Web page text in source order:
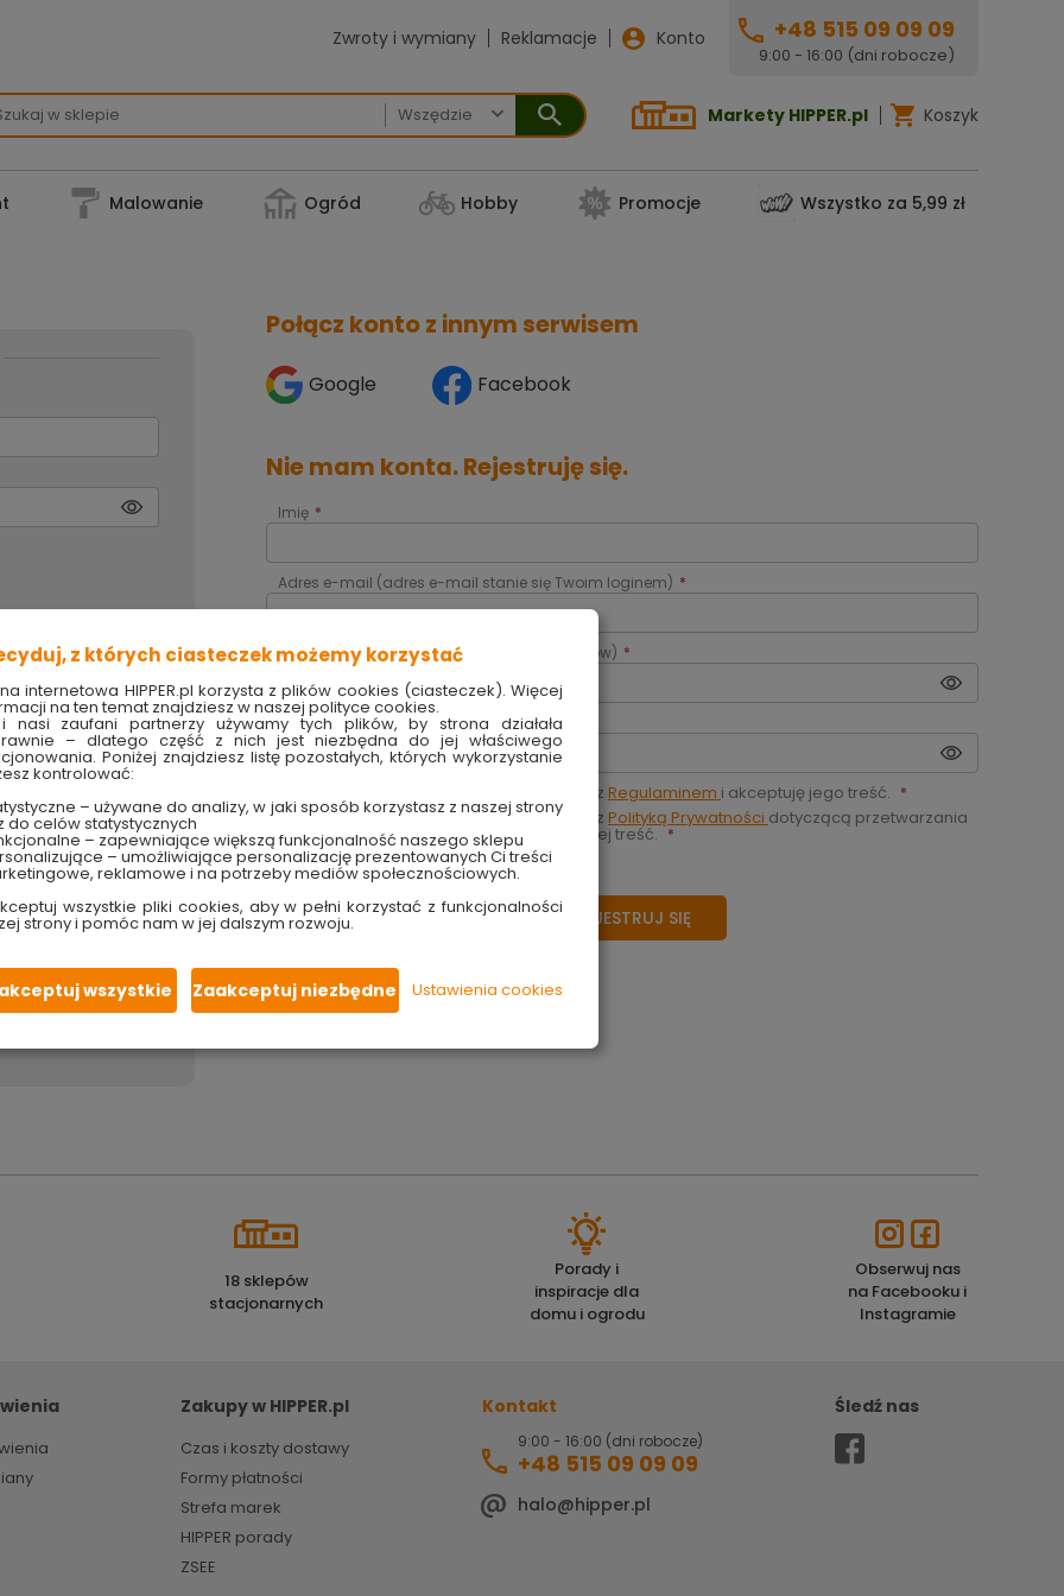
Zwroty i wymiany Reklamacje Konto +48 515 09 09 09
9:00 - 16:00 (dni robocze)
 Markety HIPPER.pl Koszyk
Malowanie Ogród Hobby Promocje Wszystko za 5,99 zł
danych.
nie
które
Połącz konto z innym serwisem
Google Facebook
Nie mam konta. Rejestruję się.
Imię
Adres e-mail (adres e-mail stanie się Twoim loginem)
Hasło (musi składać się z minimum 8 znaków)
Powtórz hasło
Oświadczam, że zapoznałam(em) się z Regulaminem i akceptuję jego treść.
Oświadczam, że zapoznałam(em) się z Polityką Prywatności dotyczącą przetwarzania
moich danych osobowych i akceptuję jej treść.
pola wymagane
ZAREJESTRUJ SIĘ
18 sklepów
stacjonarnych
Porady i
inspiracje dla
domu i ogrodu
Obserwuj nas
na Facebooku i
Instagramie
Zakupy w HIPPER.pl
Czas i koszty dostawy
Formy płatności
Strefa marek
HIPPER porady
ZSEE
Kontakt
9:00 - 16:00 (dni robocze)
+48 515 09 09 09
halo@hipper.pl
Śledź nas
z których ciasteczek możemy korzystać
internetowa HIPPER.pl korzysta z plików cookies (ciasteczek). Więcej
na ten temat znajdziesz w naszej polityce cookies.
nasi zaufani partnerzy używamy tych plików, by strona działała
– dlatego część z nich jest niezbędna do jej właściwego
Poniżej znajdziesz listę pozostałych, których wykorzystanie
kontrolować:
– używane do analizy, w jaki sposób korzystasz z naszej strony
do celów statystycznych
– zapewniające większą funkcjonalność naszego sklepu
– umożliwiające personalizację prezentowanych Ci treści
reklamowe i na potrzeby mediów społecznościowych.
wszystkie pliki cookies, aby w pełni korzystać z funkcjonalności
strony i pomóc nam w jej dalszym rozwoju.
wszystkie Zaakceptuj niezbędne Ustawienia cookies